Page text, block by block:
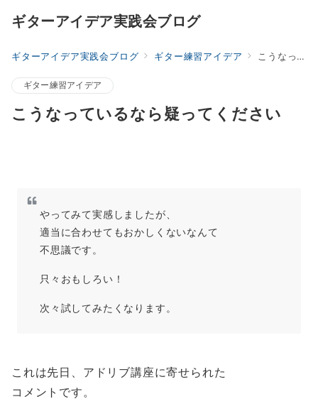
ギターアイデア実践会ブログ
ギターアイデア実践会ブログ ギター練習アイデア こうなっているなら疑ってください
ギター練習アイデア
こうなっているなら疑ってください
やってみて実感しましたが、
適当に合わせてもおかしくないなんて
不思議です。
只々おもしろい！
次々試してみたくなります。
これは先日、アドリブ講座に寄せられた
コメントです。